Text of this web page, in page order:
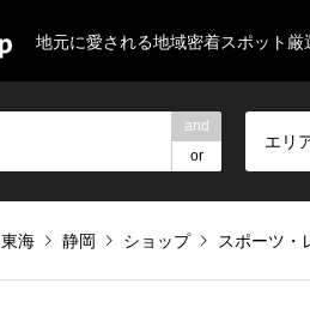
地元に愛される地域密着スポット厳
and
or
エリ
東海 静岡 ショップ スポーツ・